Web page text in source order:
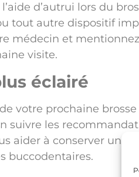
d’autrui lors du
tout autre dispositif
médecin et
visite.
éclairé
votre prochaine
les
aider à conserver une
buccodentaires.